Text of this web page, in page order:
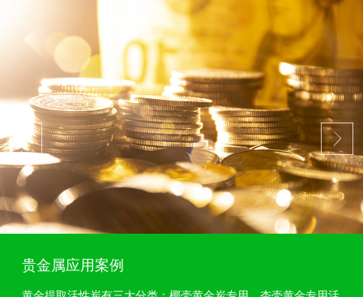
贵金属应用案例